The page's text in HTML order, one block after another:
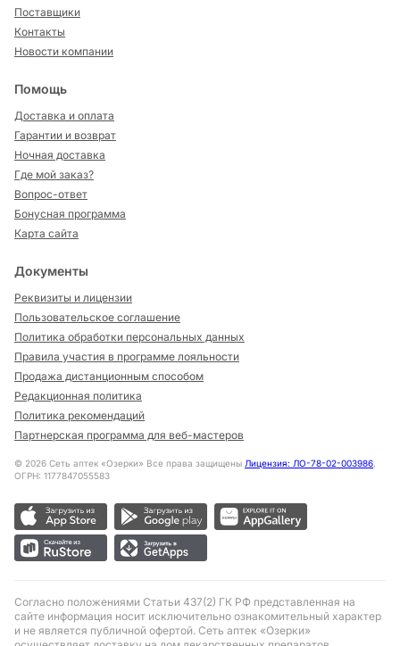
Поставщики
Контакты
Новости компании
Помощь
Доставка и оплата
Гарантии и возврат
Ночная доставка
Где мой заказ?
Вопрос-ответ
Бонусная программа
Карта сайта
Документы
Реквизиты и лицензии
Пользовательское соглашение
Политика обработки персональных данных
Правила участия в программе лояльности
Продажа дистанционным способом
Редакционная политика
Политика рекомендаций
Партнерская программа для веб-мастеров
© 2026 Сеть аптек «Озерки» Все права защищены Лицензия: ЛО-78-02-003986,
ОГРН: 1177847055583
Согласно положениями Статьи 437(2) ГК РФ представленная на
сайте информация носит исключительно ознакомительный характер
и не является публичной офертой. Сеть аптек «Озерки»